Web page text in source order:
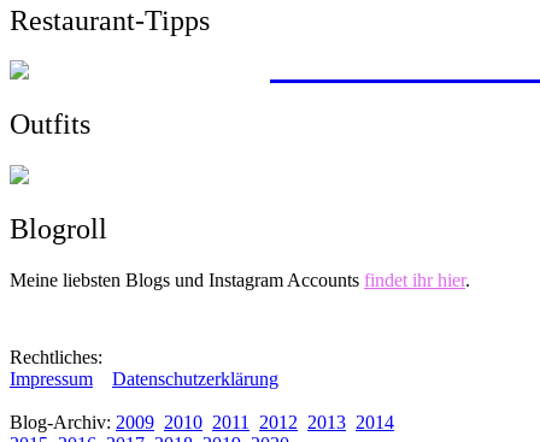
Restaurant-Tipps
Outfits
Blogroll
Meine liebsten Blogs und Instagram Accounts findet ihr hier.
Rechtliches:
Impressum
Datenschutzerklärung
Blog-Archiv: 2009 2010 2011 2012 2013 2014